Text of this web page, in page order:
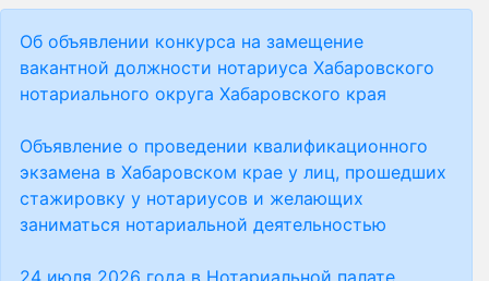
Об объявлении конкурса на замещение
вакантной должности нотариуса Хабаровского
нотариального округа Хабаровского края
Объявление о проведении квалификационного
экзамена в Хабаровском крае у лиц, прошедших
стажировку у нотариусов и желающих
заниматься нотариальной деятельностью
24 июля 2026 года в Нотариальной палате